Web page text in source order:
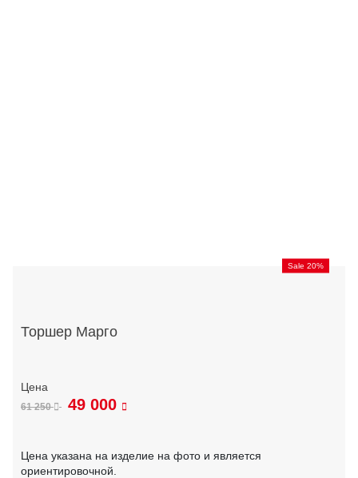
Sale 20%
Торшер Марго
61 250 49 000
Цена указана на изделие на фото и является
ориентировочной.